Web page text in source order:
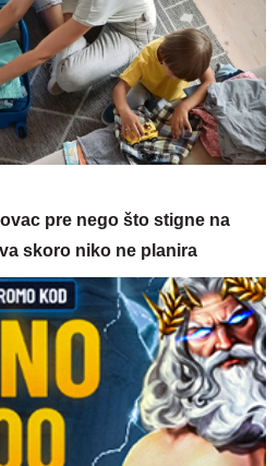
pre nego što stigne na
skoro niko ne planira